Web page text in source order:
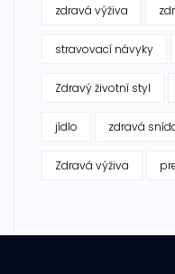
zdravá výživa
stravovací návyky
Zdravý životní styl
jídlo zdravá
Zdravá výživa